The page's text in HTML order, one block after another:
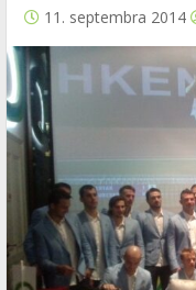
11. septembra 2014